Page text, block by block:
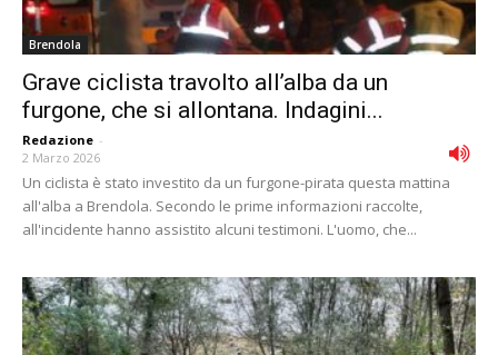
Brendola
Grave ciclista travolto all’alba da un
furgone, che si allontana. Indagini...
Redazione -
2 Marzo 2026
Un ciclista è stato investito da un furgone-pirata questa mattina
all'alba a Brendola. Secondo le prime informazioni raccolte,
all'incidente hanno assistito alcuni testimoni. L'uomo, che...